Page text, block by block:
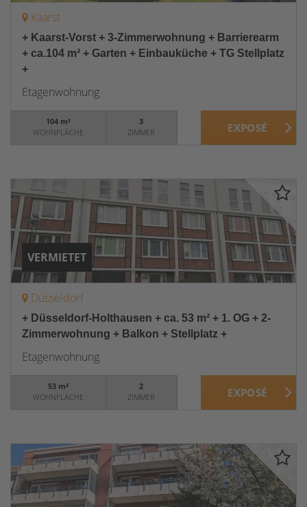
Kaarst
+ Kaarst-Vorst + 3-Zimmerwohnung + Barrierearm
+ ca.104 m² + Garten + Einbauküche + TG Stellplatz
+
Etagenwohnung
104 m²
WOHNFLÄCHE
3
ZIMMER
VERMIETET
Düsseldorf
+ Düsseldorf-Holthausen + ca. 53 m² + 1. OG + 2-
Zimmerwohnung + Balkon + Stellplatz +
Etagenwohnung
53 m²
WOHNFLÄCHE
2
ZIMMER